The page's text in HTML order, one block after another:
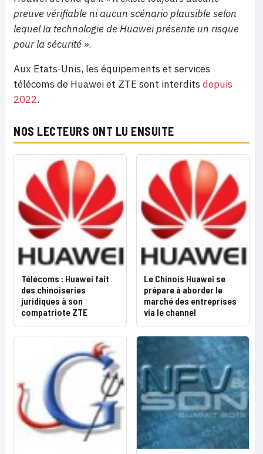
preuve vérifiable ni aucun scénario plausible selon
lequel la technologie de Huawei présente un risque
pour la sécurité».
Aux Etats-Unis, les équipements et services
télécoms de Huawei et ZTE sont interdits depuis
2022.
NOS LECTEURS ONT LU ENSUITE
Télécoms : Huawei fait
des chinoiseries
juridiques à son
compatriote ZTE
Le Chinois Huawei se
prépare à aborder le
marché des entreprises
via le channel